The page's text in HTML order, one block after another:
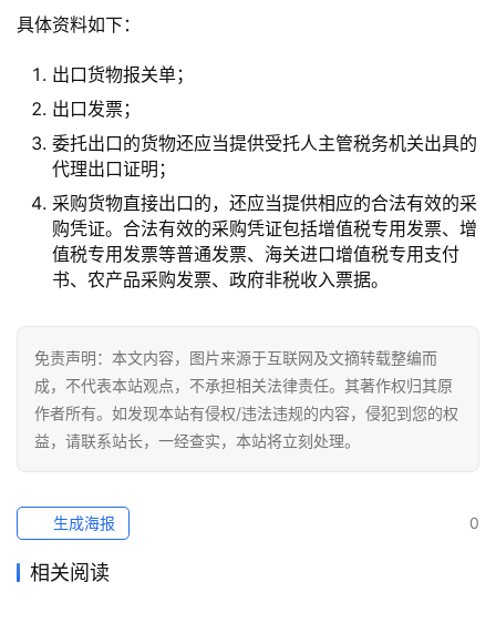
导
具体资料如下：
出口货物报关单；
出口发票；
委托出口的货物还应当提供受托人主管税务机关出具的
代理出口证明；
采购货物直接出口的，还应当提供相应的合法有效的采
购凭证。合法有效的采购凭证包括增值税专用发票、增
值税专用发票等普通发票、海关进口增值税专用支付
书、农产品采购发票、政府非税收入票据。
免责声明：本文内容，图片来源于互联网及文摘转载整编而
成，不代表本站观点，不承担相关法律责任。其著作权归其原
作者所有。如发现本站有侵权/违法违规的内容，侵犯到您的权
益，请联系站长，一经查实，本站将立刻处理。
0
生成海报
相关阅读